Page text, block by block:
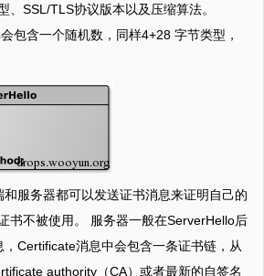
、SSL/TLS协议版本以及压缩算法。
包含一个随机数，同样4+28 字节类型，
服务器都可以发送证书消息来证明自己的
书不被使用。 服务器一般在ServerHello后
Certificate消息中会包含一条证书链，从
authority（CA）或者最新的自签名